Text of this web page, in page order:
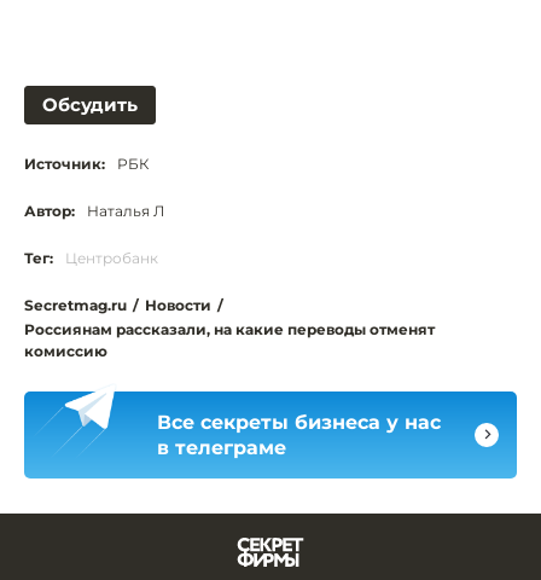
Обсудить
Источник: РБК
Автор: Наталья Л
Тег: Центробанк
Secretmag.ru / Новости /
Россиянам рассказали, на какие переводы отменят
комиссию
Все секреты бизнеса у нас
в телеграме